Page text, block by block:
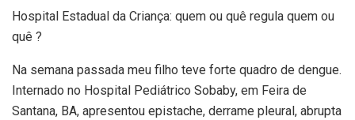
Hospital Estadual da Criança: quem ou quê regula quem ou
quê ?
Na semana passada meu filho teve forte quadro de dengue.
Internado no Hospital Pediátrico Sobaby, em Feira de
Santana, BA, apresentou epistache, derrame pleural, abrupta